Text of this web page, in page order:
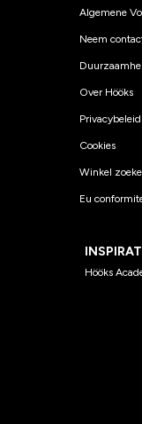
Algemene
Neem
Over Hööks
Privacybeleid
Cookies
Winkel
Eu
Hööks